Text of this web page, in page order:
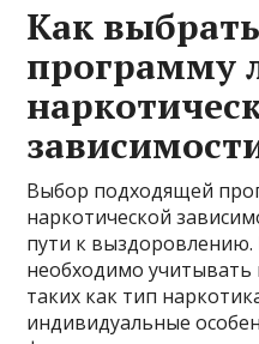
Как
программу
Выбор подходящей
наркотической
пути к
необходимо
таких как тип
индивидуальные